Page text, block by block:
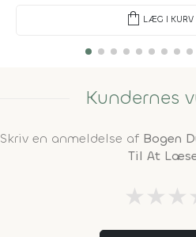
shopping_bag LÆG I KURV
Kundernes
Skriv en anmeldelse af Bogen
Til At
★ ★ ★